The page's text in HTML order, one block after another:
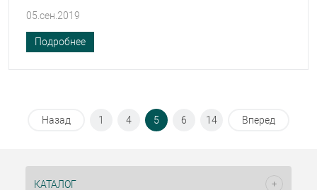
05.сен.2019
Подробнее
Назад 1 4 5 6 14 Вперед
КАТАЛОГ